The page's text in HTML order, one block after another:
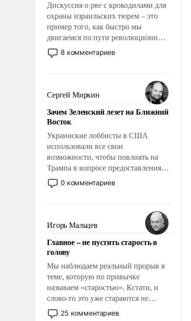
Дискуссия о рве с крокодилами для
охраны израильских тюрем – это
пример того, как быстро мы
двигаемся по пути революционных
изменений. То, что несколько лет
назад было образом для
8 комментариев
Сергей Миркин
Зачем Зеленский лезет на Ближний
Восток
Украинские лоббисты в США
использовали все свои
возможности, чтобы повлиять на
Трампа в вопросе предоставления
вооружений своим нанимателям.
Вероятно, кому-то из тех, кто
продемонстрировать, что Украина
вступила в вооруженное
противостояние с Ираном.
0 комментариев
Игорь Мальцев
Главное – не пустить старость в
голову
Мы наблюдаем реальный прорыв в
теме, которую по привычке
называем «старостью». Кстати, и
слово-то это уже стараются не
использовать – так же, как «бабка»,
25 комментариев